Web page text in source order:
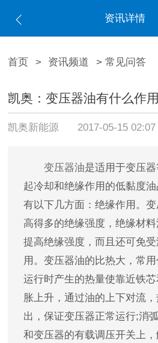
资讯详情
首页 > 资讯频道 > 常见问答
凯奥：变压器油有什么作用
凯奥新能源 2017-05-15 02:07
变压器油是适用于变压器
起冷却和绝缘作用的低黏度
有以下几方面：绝缘作用。
高得多的绝缘强度，绝缘材
提高绝缘强度，而且还可免
用。变压器油的比热大，常
运行时产生的热量使靠近铁
胀上升，通过油的上下对流
出，保证变压器正常运行;消
和变压器的有载调压开关上